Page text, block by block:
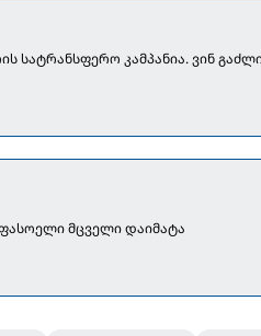
სატრანსფერო კამპანია. ვინ
მცველი დაიმატა